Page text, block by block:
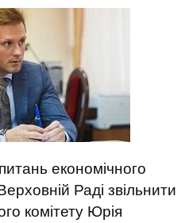
економічного
Раді звільнити
комітету Юрія